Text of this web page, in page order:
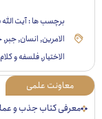
برچسب ها :آیت الله سبحانی,
الامرین
انسان,جبر,جبر و
فلسفه و کلام اسلامی
علمی
کتاب جذب و عملیات